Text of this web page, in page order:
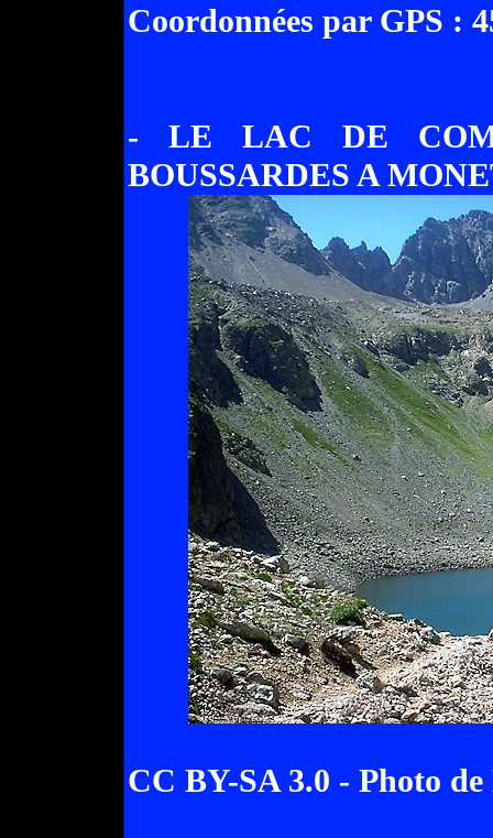
Coordonnées par GPS :
- LE LAC DE
BOUSSARDES A
CC BY-SA 3.0 - Photo